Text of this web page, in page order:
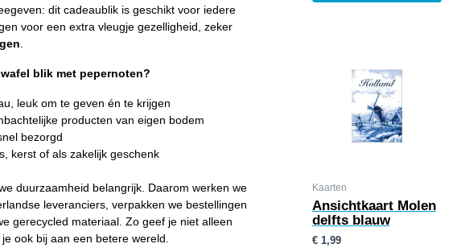
dit cadeaublik is geschikt voor iedere
voor een extra vleugje gezelligheid, zeker
blik met pepernoten?
leuk om te geven én te krijgen
producten van eigen bodem
bezorgd
kerst of als zakelijk geschenk
duurzaamheid belangrijk. Daarom werken we
leveranciers, verpakken we bestellingen
gerecycled materiaal. Zo geef je niet alleen
ook bij aan een betere wereld.
Kaarten
Ansichtkaart Molen
delfts blauw
€1,99